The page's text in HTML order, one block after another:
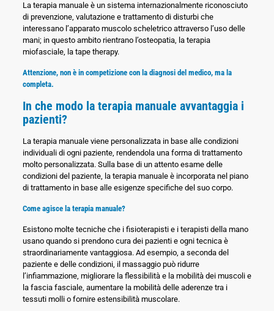
La terapia manuale è un sistema internazionalmente riconosciuto
di prevenzione, valutazione e trattamento di disturbi che
interessano l’apparato muscolo scheletrico attraverso l’uso delle
mani; in questo ambito rientrano l’osteopatia, la terapia
miofasciale, la tape therapy.
Attenzione, non è in competizione con la diagnosi del medico, ma la
completa.
In che modo la terapia manuale avvantaggia i
pazienti?
La terapia manuale viene personalizzata in base alle condizioni
individuali di ogni paziente, rendendola una forma di trattamento
molto personalizzata. Sulla base di un attento esame delle
condizioni del paziente, la terapia manuale è incorporata nel piano
di trattamento in base alle esigenze specifiche del suo corpo.
Come agisce la terapia manuale?
Esistono molte tecniche che i fisioterapisti e i terapisti della mano
usano quando si prendono cura dei pazienti e ogni tecnica è
straordinariamente vantaggiosa. Ad esempio, a seconda del
paziente e delle condizioni, il massaggio può ridurre
l’infiammazione, migliorare la flessibilità e la mobilità dei muscoli e
la fascia fasciale, aumentare la mobilità delle aderenze tra i
tessuti molli o fornire estensibilità muscolare.